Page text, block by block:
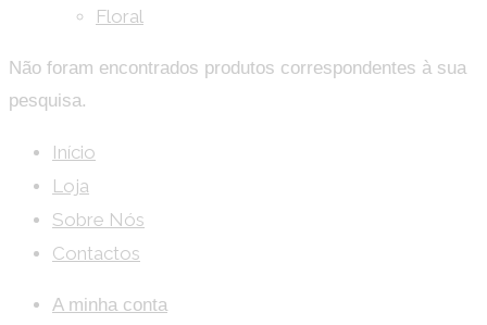
Floral
Não foram encontrados produtos correspondentes à sua
pesquisa.
Início
Loja
Sobre Nós
Contactos
A minha conta